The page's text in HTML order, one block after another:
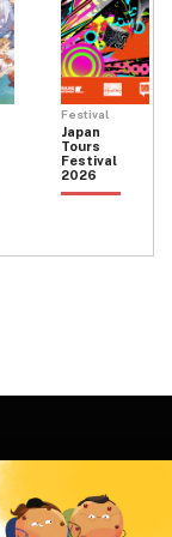
Festival
Japan
Tours
Festival
2026